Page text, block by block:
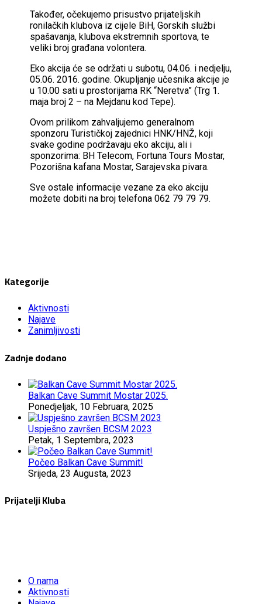
Također, očekujemo prisustvo prijateljskih
ronilačkih klubova iz cijele BiH, Gorskih službi
spašavanja, klubova ekstremnih sportova, te
veliki broj građana volontera.
Eko akcija će se održati u subotu, 04.06. i nedjelju,
05.06. 2016. godine. Okupljanje učesnika akcije je
u 10.00 sati u prostorijama RK “Neretva” (Trg 1.
maja broj 2 – na Mejdanu kod Tepe).
Ovom prilikom zahvaljujemo generalnom
sponzoru Turističkoj zajednici HNK/HNŽ, koji
svake godine podržavaju eko akciju, ali i
sponzorima: BH Telecom, Fortuna Tours Mostar,
Pozorišna kafana Mostar, Sarajevska pivara.
Sve ostale informacije vezane za eko akciju
možete dobiti na broj telefona 062 79 79 79.
Kategorije
Aktivnosti
Najave
Zanimljivosti
Zadnje dodano
Balkan Cave Summit Mostar 2025.
Ponedjeljak, 10 Februara, 2025
Uspješno završen BCSM 2023
Petak, 1 Septembra, 2023
Počeo Balkan Cave Summit!
Srijeda, 23 Augusta, 2023
Prijatelji Kluba
O nama
Aktivnosti